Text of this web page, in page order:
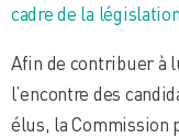
cadre de la
Afin de contribuer à
l’encontre des
élus, la Commission